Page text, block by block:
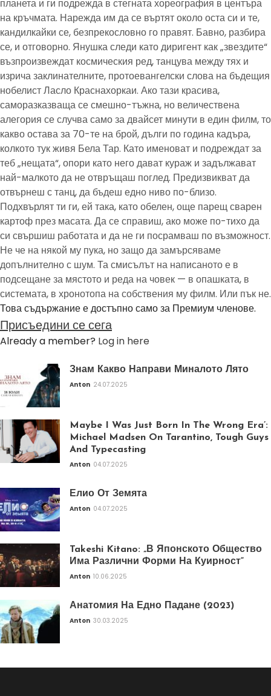
планета и ги подрежда в стегната хореография в центъра
на кръчмата. Нарежда им да се въртят около оста си и те,
кандилкайки се, безпрекословно го правят. Бавно, разбира
се, и отговорно. Янушка следи като диригент как „звездите“
възпроизвеждат космическия ред, танцува между тях и
изрича заклинателните, протоевангелски слова на бъдещия
нобелист Ласло Краснахоркаи. Ако тази красива,
саморазказваща се смешно-тъжна, но величествена
алегория се случва само за двайсет минути в един филм, то
какво остава за 70-те на брой, дълги по година кадъра,
колкото тук живя Бела Тар. Като именоват и подреждат за
теб „нещата“, опори като него дават кураж и задължават
най-малкото да не отвръщаш поглед. Предизвикват да
отвърнеш с танц, да бъдеш едно ниво по-близо.
Подхвърлят ти ги, ей така, като обелен, още парещ сварен
картоф през масата. Да се справиш, ако може по-тихо да
си свършиш работата и да не ги посрамваш по възможност.
Не че на някой му пука, но защо да замърсяваме
допълнително с шум. Та смисълът на написаното е в
подсещане за мястото и реда на човек — в опашката, в
системата, в хронотопа на собствения му филм. Или пък не.
Това съдържание е достъпно само за Премиум членове.
Присъедини се сега
Already a member? Log in here
Знам Какво Направи Миналото Лято
Anton 24.07.2025
Maybe I Was Just Born In The Wrong Era’:
Michael Madsen On Tarantino, Tough Guys
And Typecasting
Anton 04.07.2025
Елио От Земята
Anton 04.07.2025
Takeshi Kitano: „В Японското Общество
Има Различни Форми На Куирност“
Anton 10.06.2025
Анатомия На Едно Падане (2023)
Anton 30.03.2025